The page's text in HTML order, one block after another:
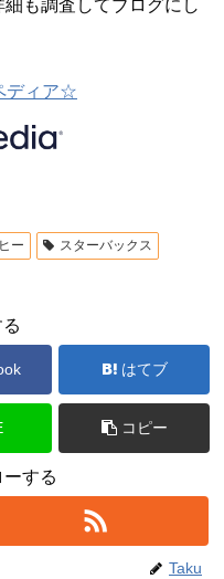
も調査してブログにし
ディア☆
ー
スターバックス
はてブ
コピー
する
Taku